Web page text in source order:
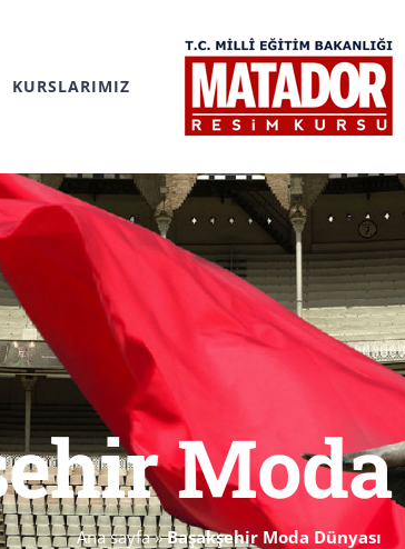
KURSLARIMIZ
Moda
Ana sayfa»Başakşehir Moda Dünyası